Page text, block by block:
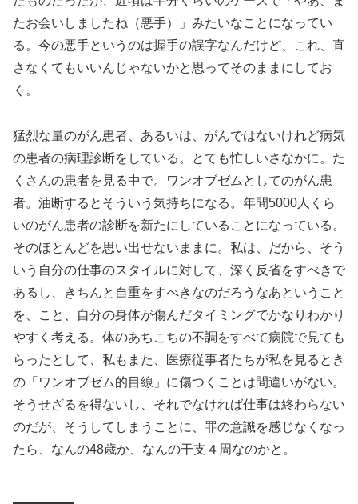
たお会いしましたね（悪手）」みたいなことになってい
る。今の悪手というのは握手の誤字なんだけど、これ、直
さなくてもいいんじゃないかと思ってそのままにしてお
く。
猛烈な量のがん患者、あるいは、がんではないけれど病気
の患者の病理診断をしている。とても忙しいさなかに。た
くさんの患者を見る中で。ワンオブゼムとしてのがん患
者。油断するとそういう気持ちになる。年間5000人くら
いのがん患者の診断を新たにしていることになっている。
そのほとんどを思い出せないままに。私は、だから、そう
いう自分の仕事のスタイルに対して、深く反省をすべきで
あるし、きちんと自重をすべきなのだろうなあということ
を、こと、自分の身体が傷んだタイミングでかなりわかり
やすく考える。体のあちこちの不調をすべて病院で見ても
らったとして、私もまた、医療従事者たちが私を見るとき
の「ワンオブゼム的目線」に傷つくことは間違いがない。
そうせざるを得ないし、それでなければ仕事は終わらない
のだが、そうしてしまうことに、罪の意識を感じなくなっ
たら、なんの48歳か、なんの干支４周なのかと。